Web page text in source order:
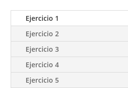
Ejercicio 1
Ejercicio 2
Ejercicio 3
Ejercicio 4
Ejercicio 5